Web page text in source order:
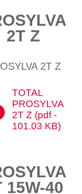
2T Z
TOTAL
PROSYLVA
2T Z (pdf -
101.03 KB)
15W-40